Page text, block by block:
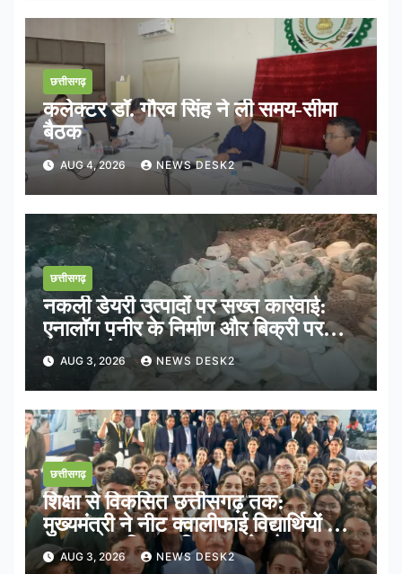
छत्तीसगढ़
कलेक्टर डॉ. गौरव सिंह ने ली समय-सीमा
बैठक
AUG 4, 2026 NEWS DESK2
छत्तीसगढ़
नकली डेयरी उत्पादों पर सख्त कार्रवाई:
एनालॉग पनीर के निर्माण और बिक्री पर
तत्काल रोक
AUG 3, 2026 NEWS DESK2
छत्तीसगढ़
शिक्षा से विकसित छत्तीसगढ़ तक:
मुख्यमंत्री ने नीट क्वालीफाई विद्यार्थियों के
साथ साझा किया भविष्य का रोडमैप
AUG 3, 2026 NEWS DESK2